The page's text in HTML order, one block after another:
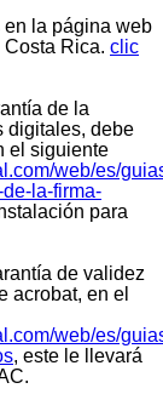
la página web
Rica. clic
de la
digitales, debe
el siguiente
web/es/
la-firma-
para
de validez
acrobat, en el
web/es/
, este le llevará